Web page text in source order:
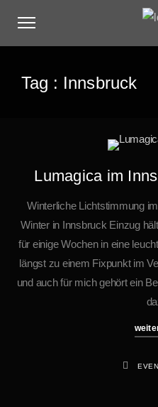
Tag : Innsbruck
Lumagica im
Winterliche Lichtstimmung
Winter in Innsbruck Einzug
für einige Wochen in eine
längst zu einem Fixpunkt im
und auch für mich gehört ein